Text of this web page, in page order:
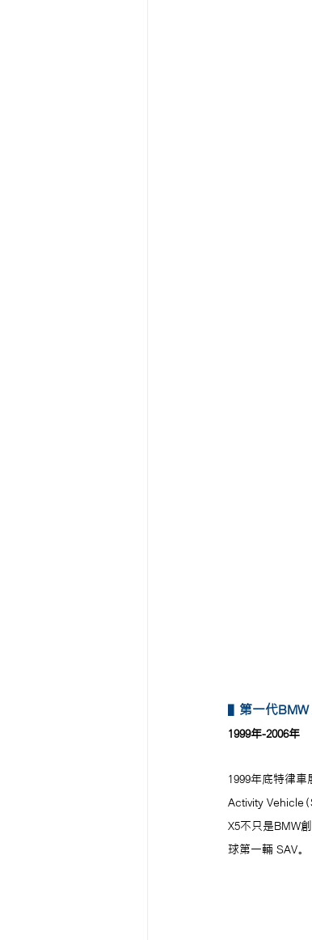
第一代BMW
1999年-2006年
1999年底特律車
Activity Vehicle
X5不只是BMW
球第一輛 SAV。